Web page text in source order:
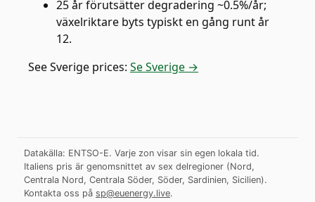
25 år förutsätter degradering ~0.5%/år;
växelriktare byts typiskt en gång runt år
12.
SeeSverige prices: Se Sverige →
Datakälla: ENTSO-E. Varje zon visar sin egen lokala tid.
Italiens pris är genomsnittet av sex delregioner (Nord,
Centrala Nord, Centrala Söder, Söder, Sardinien, Sicilien).
Kontakta oss på sp@euenergy.live.